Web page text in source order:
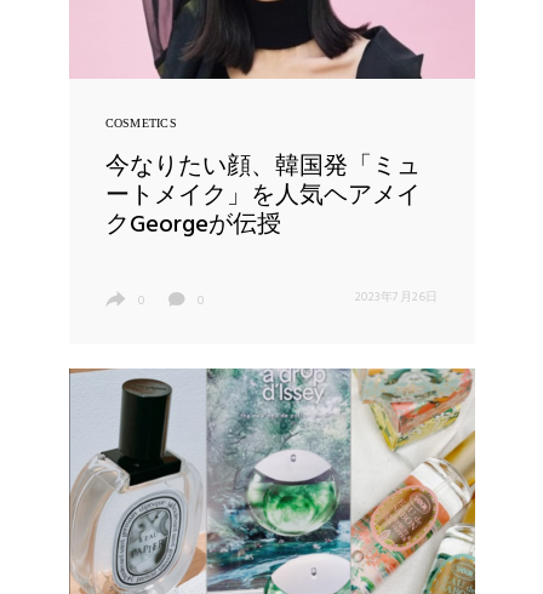
COSMETICS
今なりたい顔、韓国発「ミュ
ートメイク」を人気ヘアメイ
クGeorgeが伝授
0 0 2023年7月26日